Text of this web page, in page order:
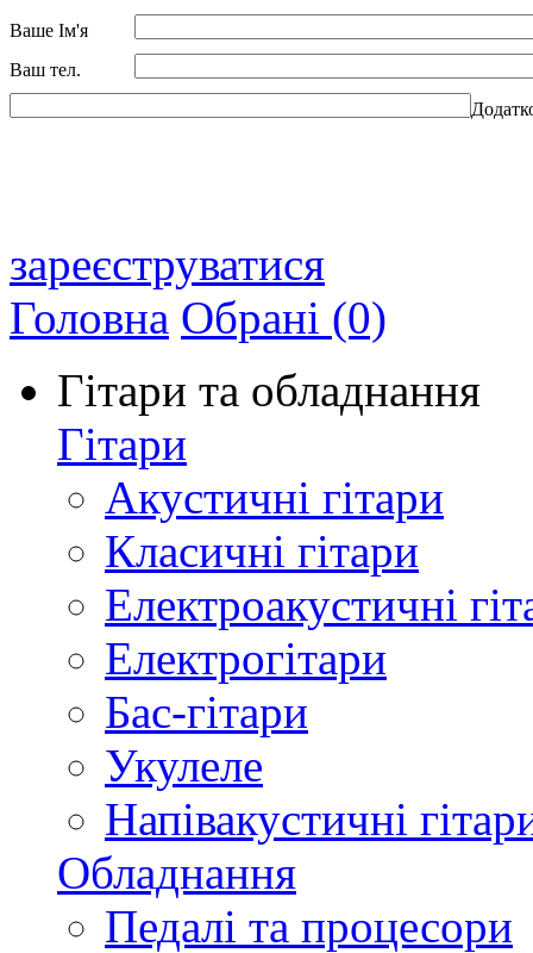
Ваше Ім'я
Ваш тел.
зареєструватися
Головна Обрані (0)
Гітари та обладнання
Гітари
Акустичні гітари
Класичні гітари
Електроакустичні
Електрогітари
Бас-гітари
Укулеле
Напівакустичні
Обладнання
Педалі та процесори